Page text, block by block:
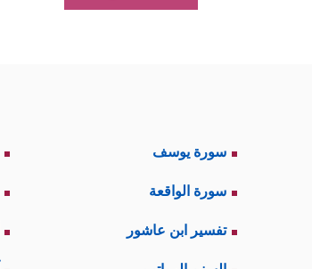
سورة يوسف
سورة الواقعة
تفسير ابن عاشور